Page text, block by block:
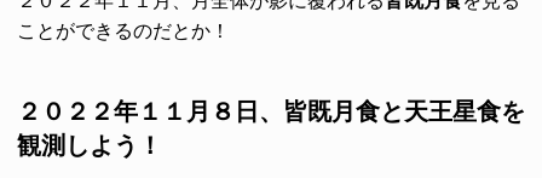
ことができるのだとか！
２０２２年１１月８日、皆既月食と天王星食を
観測しよう！